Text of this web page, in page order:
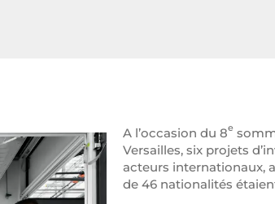
A l’occasion du 8e
Versailles, six projets
acteurs internationaux,
de 46 nationalités